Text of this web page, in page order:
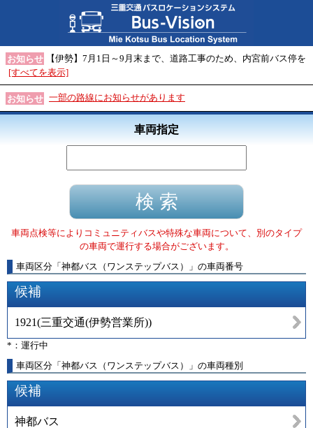
お知らせ
【伊勢】7月1日～9月末まで、道路工事のため、内宮前バス停を
[すべてを表示]
お知らせ 一部の路線にお知らせがあります
車両指定
車両点検等によりコミュニティバスや特殊な車両について、別のタイプ
の車両で運行する場合がございます。
車両区分 「 神都バス（ワンステップバス） 」 の車両番号
候補
1921(三重交通(伊勢営業所))
*：運行中
車両区分「神都バス（ワンステップバス）」の車両種別
候補
神都バス